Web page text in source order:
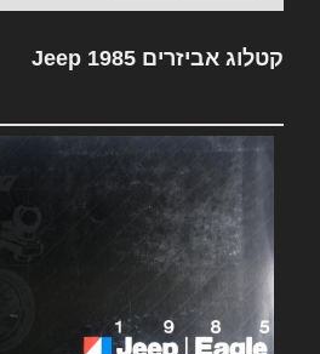
קטלוג אביזרים Jeep 1985